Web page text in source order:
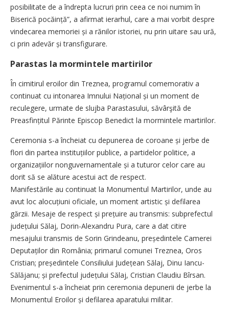
posibilitate de a îndrepta lucruri prin ceea ce noi numim în
Biserică pocăință”, a afirmat ierarhul, care a mai vorbit despre
vindecarea memoriei și a rănilor istoriei, nu prin uitare sau ură,
ci prin adevăr și transfigurare.
Parastas la mormintele martirilor
În cimitirul eroilor din Treznea, programul comemorativ a
continuat cu intonarea Imnului Națio­nal și un moment de
reculegere, urmate de slujba Parastasului, săvârşită de
Preasfințitul Părinte Episcop Benedict la mormintele martirilor.
Ceremonia s-a încheiat cu depunerea de coroane și jerbe de
flori din partea instituțiilor publice, a partidelor politice, a
organizațiilor nonguvernamentale și a tuturor celor care au
dorit să se alăture acestui act de respect.
Manifestările au continuat la Monumentul Martirilor, unde au
avut loc alocuțiuni oficiale, un moment artistic și defilarea
gărzii. Mesaje de respect și prețuire au transmis: subprefectul
județului Sălaj, Dorin-Alexandru Pura, care a dat citire
mesajului transmis de Sorin Grindeanu, președintele Camerei
Depu­taților din România; primarul comunei Treznea, Oros
Cristian; președintele Consiliului Județean Sălaj, Dinu Iancu-
Sălăjanu; și prefectul județului Sălaj, Cristian Claudiu Bîrsan.
Evenimentul s-a încheiat prin ceremonia depunerii de jerbe la
Monumentul Eroilor și defilarea aparatului militar.